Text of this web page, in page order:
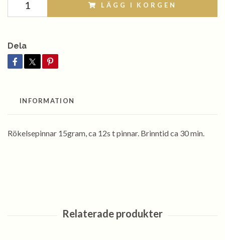
LÄGG I KORGEN
Dela
INFORMATION
Rökelsepinnar 15gram, ca 12s t pinnar. Brinntid ca 30 min.